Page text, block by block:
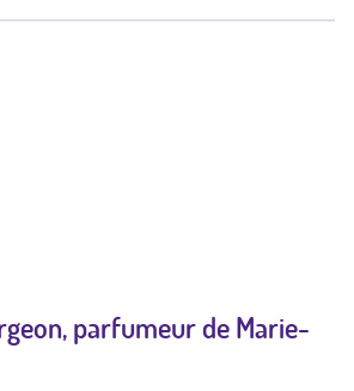
parfumeur de Marie-